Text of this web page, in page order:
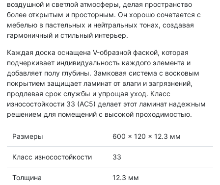
воздушной и светлой атмосферы, делая пространство
более открытым и просторным. Он хорошо сочетается с
мебелью в пастельных и нейтральных тонах, создавая
гармоничный и стильный интерьер.
Каждая доска оснащена V-образной фаской, которая
подчеркивает индивидуальность каждого элемента и
добавляет полу глубины. Замковая система с восковым
покрытием защищает ламинат от влаги и загрязнений,
продлевая срок службы и упрощая уход. Класс
износостойкости 33 (АС5) делает этот ламинат надежным
решением для помещений с высокой проходимостью.
Размеры 600 x 120 x 12.3 мм
Класс износостойкости 33
Толщина 12.3 мм